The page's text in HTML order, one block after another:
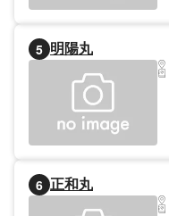
5 明陽丸
6 正和丸